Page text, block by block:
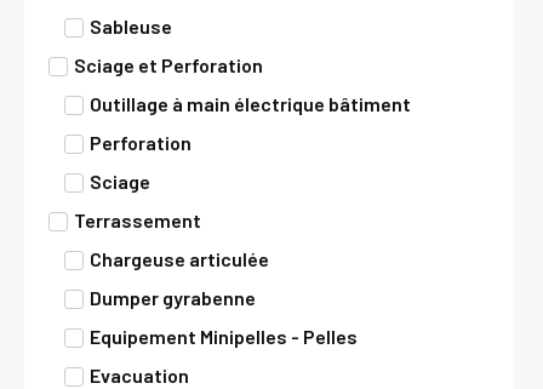
Sableuse
Sciage et Perforation
Outillage à main électrique bâtiment
Perforation
Sciage
Terrassement
Chargeuse articulée
Dumper gyrabenne
Equipement Minipelles - Pelles
Evacuation